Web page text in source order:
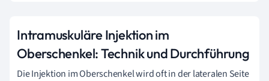
Intramuskuläre Injektion im
Oberschenkel: Technik und Durchführung
Die Injektion im Oberschenkel wird oft in der lateralen Seite